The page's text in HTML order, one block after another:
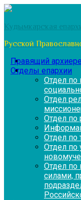
Перейти
содержимому
Кудымкарская
Русской
Правящий
Отделы епархии
Отдел по
Отдел
Отдел по
Отдел
Отдел по
Отдел
силами,